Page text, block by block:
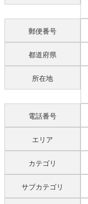
郵便番号
都道府県
所在地
電話番号
エリア
カテゴリ
サブカテゴリ